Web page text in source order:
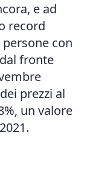
e ad
record
con
fronte
prezzi al
un valore